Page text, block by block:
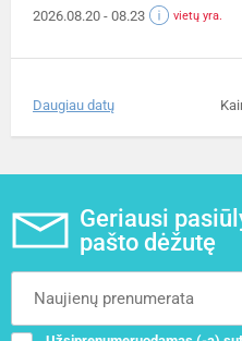
2026.08.20 - 08.23 vietų yra.
Daugiau datų
Geriausi
pašto dėžutę